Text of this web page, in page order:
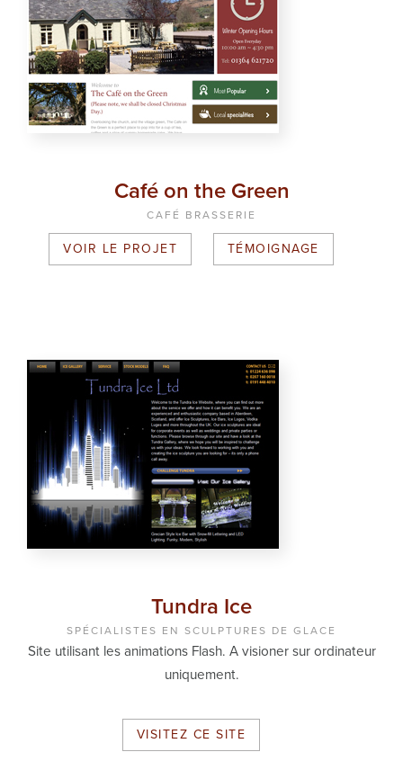
Café on the Green
CAFÉ BRASSERIE
VOIR LE PROJET TÉMOIGNAGE
Tundra Ice
SPÉCIALISTES EN SCULPTURES DE GLACE
Site utilisant les animations Flash. A visioner sur ordinateur
uniquement.
VISITEZ CE SITE